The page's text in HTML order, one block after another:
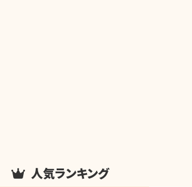
人気ランキング